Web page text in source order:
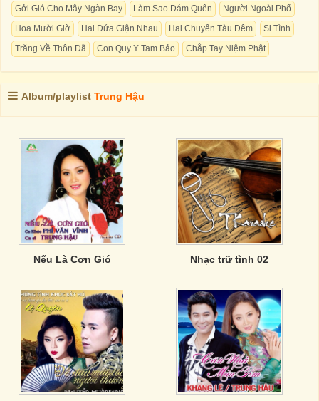
Gởi Gió Cho Mây Ngàn Bay
Làm Sao Dám Quên
Người Ngoài Phố
Hoa Mười Giờ
Hai Đứa Giận Nhau Hai Chuyến Tàu Đêm
Si Tình
Trăng Về Thôn Dã
Con Quy Y Tam Bảo Chắp Tay Niệm Phật
Album/playlist Trung Hậu
Nếu Là Cơn Gió Nhạc trữ tình 02